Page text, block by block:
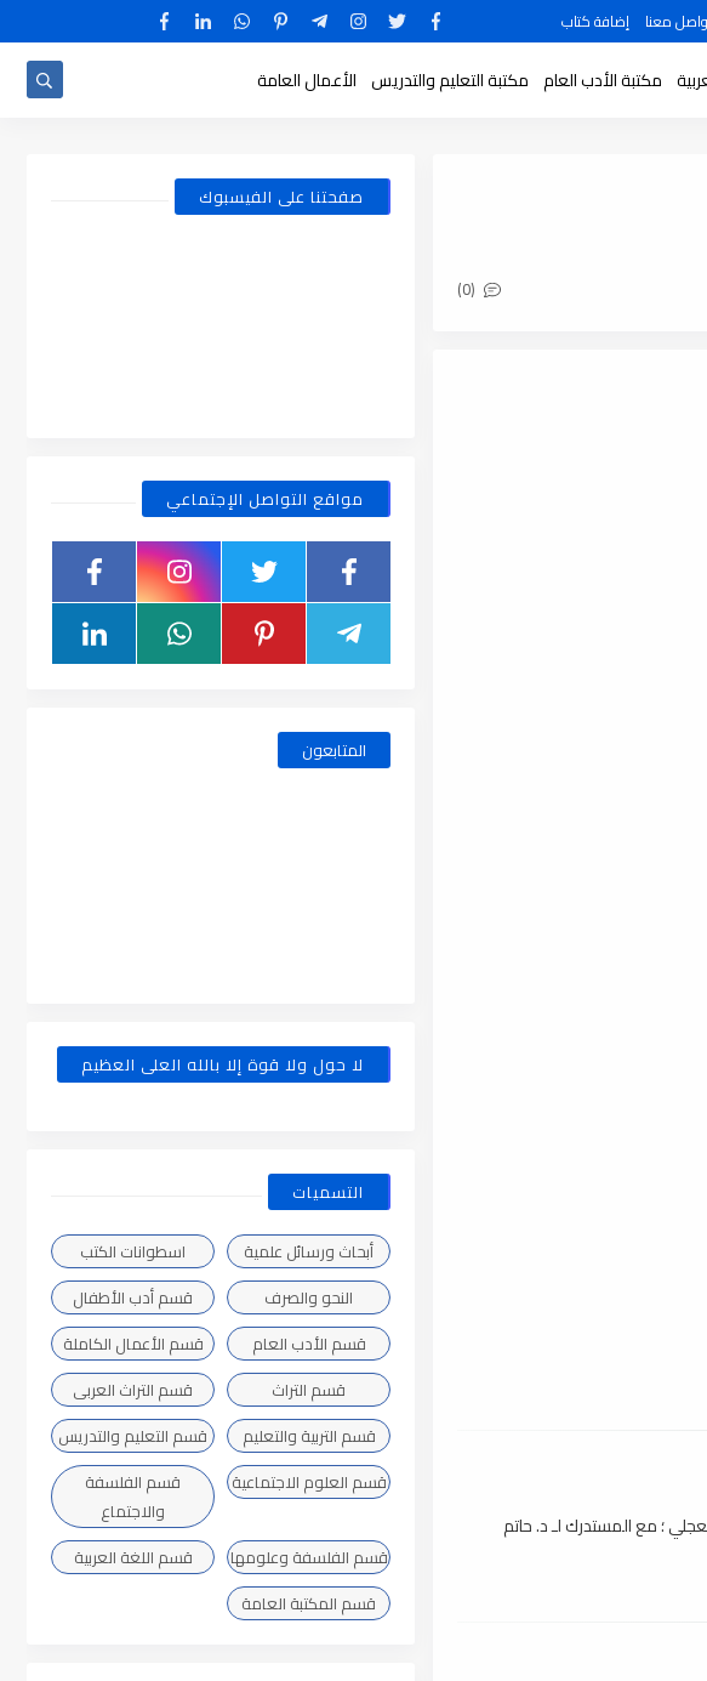
معنا إضافة كتاب
مكتبة الأدب العام مكتبة التعليم والتدريس الأعمال العامة
(0)
؛ مع المستدرك لـ د. حاتم
صفحتنا على الفيسبوك
مواقع التواصل الإجتماعي
المتابعون
لا حول ولا قوة إلا بالله العلى العظيم
التسميات
أبحاث ورسائل علمية
اسطوانات الكتب
النحو والصرف
قسم أدب الأطفال
قسم الأدب العام
قسم الأعمال الكاملة
قسم التراث
قسم التراث العربى
قسم التربية والتعليم
قسم التعليم والتدريس
قسم العلوم الاجتماعية
قسم الفلسفة
والاجتماع
قسم الفلسفة وعلومها
قسم اللغة العربية
قسم المكتبة العامة